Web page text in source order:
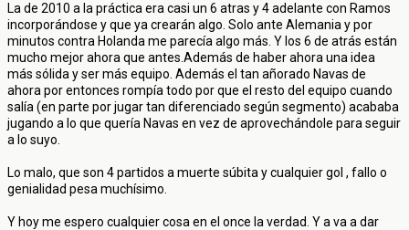
La de 2010 a la práctica era casi un 6 atras y 4 adelante con Ramos
incorporándose y que ya crearán algo. Solo ante Alemania y por
minutos contra Holanda me parecía algo más. Y los 6 de atrás están
mucho mejor ahora que antes.Además de haber ahora una idea
más sólida y ser más equipo. Además el tan añorado Navas de
ahora por entonces rompía todo por que el resto del equipo cuando
salía (en parte por jugar tan diferenciado según segmento) acababa
jugando a lo que quería Navas en vez de aprovechándole para seguir
a lo suyo.
Lo malo, que son 4 partidos a muerte súbita y cualquier gol , fallo o
genialidad pesa muchísimo.
Y hoy me espero cualquier cosa en el once la verdad. Y a va a dar